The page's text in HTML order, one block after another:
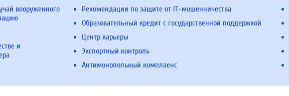
вооруженного
и
Рекомендации по защите от IT-мошенничества
Образовательный кредит с государственной поддержкой
Центр карьеры
Экспортный контроль
Антимонопольный комплаенс